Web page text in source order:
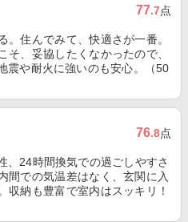
77.7点
住んでみて、快適さが一番。
そ、妥協したくなかったので、
震や耐火に強いのも安心。（50
76.8点
、24時間換気での過ごしやすさ
間での気温差はなく、玄関に入
収納も豊富で室内はスッキリ！